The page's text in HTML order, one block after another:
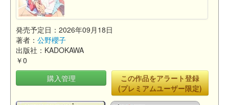
発売予定日：2026年09月18日
著者： 公野櫻子
出版社：KADOKAWA
￥0
購入管理
この作品をアラート登録
(プレミアムユーザー限定)